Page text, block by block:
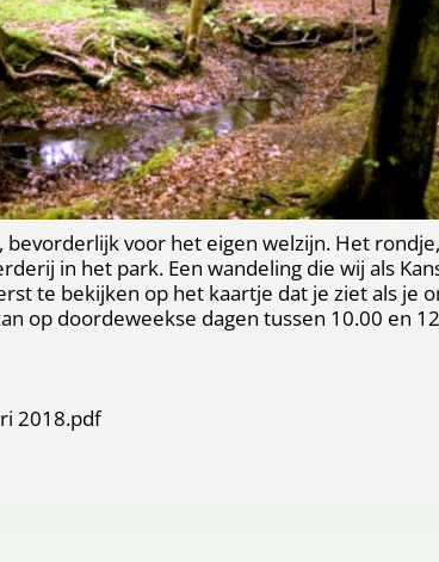
bevorderlijk voor het eigen welzijn. Het
in het park. Een wandeling die wij als
te bekijken op het kaartje dat je ziet als je
op doordeweekse dagen tussen 10.00 en
2018.pdf